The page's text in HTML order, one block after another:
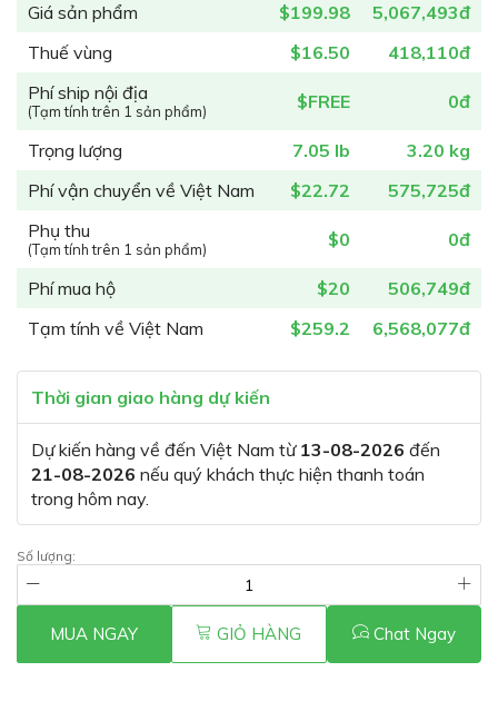
Giá sản phẩm $199.98
5,067,493đ
Thuế vùng
$16.50
418,110đ
Phí ship nội địa
(Tạm tính trên 1 sản phẩm) $FREE 0đ
Trọng lượng 7.05 lb
3.20 kg
Phí vận chuyển về Việt Nam
$22.72
575,725đ
Phụ thu
(Tạm tính trên 1 sản phẩm) $0 0đ
Phí mua hộ $20
506,749đ
Tạm tính về Việt Nam
$259.2 6,568,077đ
Thời gian giao hàng dự kiến
Dự kiến hàng về đến Việt Nam từ 13-08-2026 đến
21-08-2026 nếu quý khách thực hiện thanh toán
trong hôm nay.
Số lượng:
MUA NGAY GIỎ HÀNG Chat Ngay